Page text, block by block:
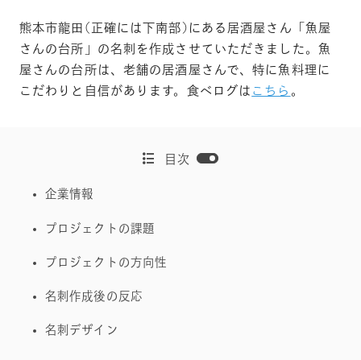
熊本市龍田(正確には下南部)にある居酒屋さん「魚屋
さんの台所」の名刺を作成させていただきました。魚
屋さんの台所は、老舗の居酒屋さんで、特に魚料理に
こだわりと自信があります。食べログは こちら 。
目次
企業情報
プロジェクトの課題
プロジェクトの方向性
名刺作成後の反応
名刺デザイン